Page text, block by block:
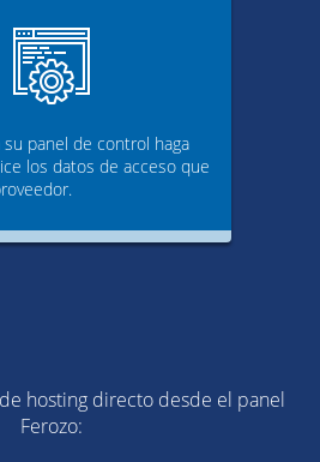
su panel de control haga
los datos de acceso que
hosting directo desde el panel
Ferozo: